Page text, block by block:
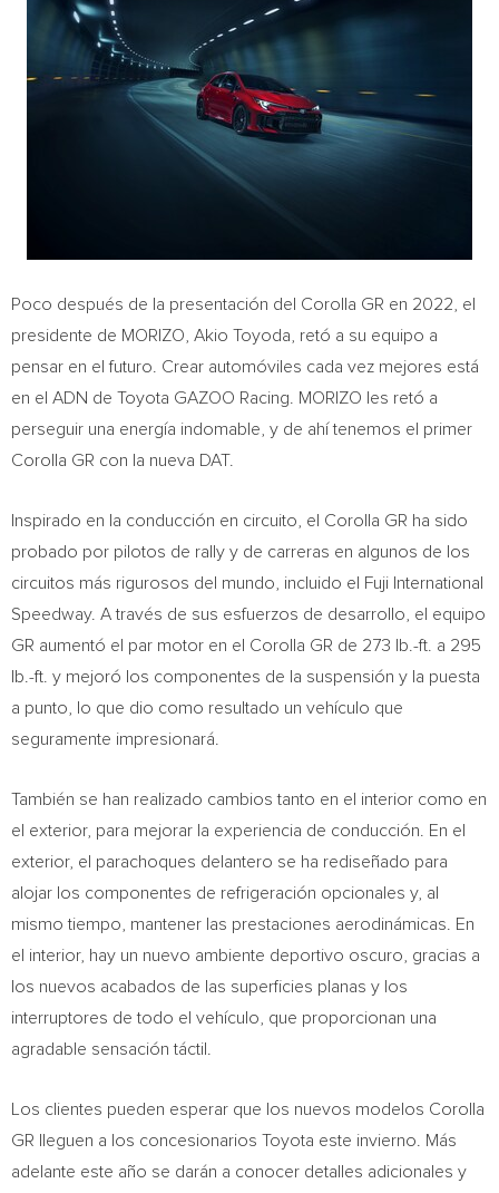
Poco después de la presentación del Corolla GR en 2022, el
presidente de MORIZO, Akio Toyoda , retó a su equipo a
pensar en el futuro. Crear automóviles cada vez mejores está
en el ADN de Toyota GAZOO Racing. MORIZO les retó a
perseguir una energía indomable, y de ahí tenemos el primer
Corolla GR con la nueva DAT.
Inspirado en la conducción en circuito, el Corolla GR ha sido
probado por pilotos de rally y de carreras en algunos de los
circuitos más rigurosos del mundo, incluido el Fuji International
Speedway. A través de sus esfuerzos de desarrollo, el equipo
GR aumentó el par motor en el Corolla GR de 273 lb.-ft. a 295
lb.-ft. y mejoró los componentes de la suspensión y la puesta
a punto, lo que dio como resultado un vehículo que
seguramente impresionará.
También se han realizado cambios tanto en el interior como en
el exterior, para mejorar la experiencia de conducción. En el
exterior, el parachoques delantero se ha rediseñado para
alojar los componentes de refrigeración opcionales y, al
mismo tiempo, mantener las prestaciones aerodinámicas. En
el interior, hay un nuevo ambiente deportivo oscuro, gracias a
los nuevos acabados de las superficies planas y los
interruptores de todo el vehículo, que proporcionan una
agradable sensación táctil.
Los clientes pueden esperar que los nuevos modelos Corolla
GR lleguen a los concesionarios Toyota este invierno. Más
adelante este año se darán a conocer detalles adicionales y